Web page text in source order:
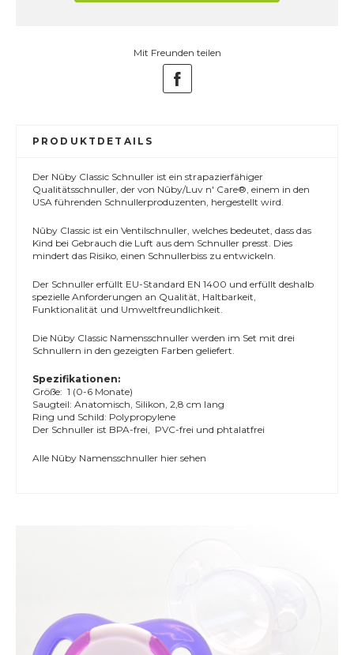
Mit Freunden teilen
PRODUKTDETAILS
Der Nûby Classic Schnuller ist ein strapazierfähiger
Qualitätsschnuller, der von Nûby/Luv n' Care®, einem in den
USA führenden Schnullerproduzenten, hergestellt wird.
Nûby Classic ist ein Ventilschnuller, welches bedeutet, dass das
Kind bei Gebrauch die Luft aus dem Schnuller presst. Dies
mindert das Risiko, einen Schnullerbiss zu entwickeln.
Der Schnuller erfüllt EU-Standard EN 1400 und erfüllt deshalb
spezielle Anforderungen an Qualität, Haltbarkeit,
Funktionalität und Umweltfreundlichkeit.
Die Nûby Classic Namensschnuller werden im Set mit drei
Schnullern in den gezeigten Farben geliefert.
Spezifikationen:
Größe: 1 (0-6 Monate)
Saugteil: Anatomisch, Silikon, 2,8 cm lang
Ring und Schild: Polypropylene
Der Schnuller ist BPA-frei, PVC-frei und phtalatfrei
Alle Nûby Namensschnuller hier sehen